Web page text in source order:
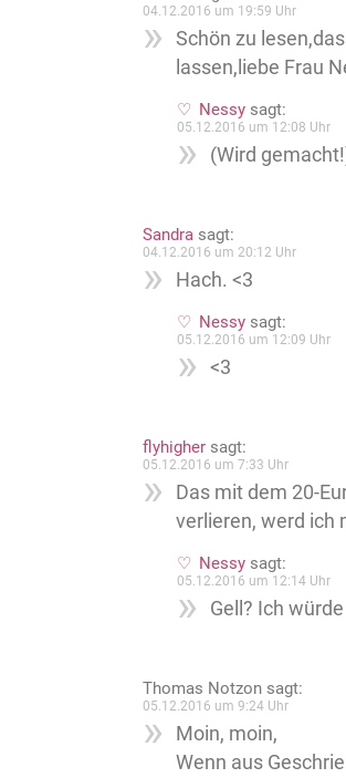
04.12.2016 um 19:59 Uhr
Schön zu
lassen,liebe Frau
Nessy sagt:
05.12.2016 um 12:08 Uhr
(Wird
Sandra sagt:
04.12.2016 um 20:12 Uhr
Hach. <3
Nessy sagt:
05.12.2016 um 12:09 Uhr
<3
flyhigher sagt:
05.12.2016 um 7:33 Uhr
Das mit dem 20-
verlieren, werd ich
Nessy sagt:
05.12.2016 um 12:14 Uhr
Gell? Ich
Thomas Notzon sagt:
05.12.2016 um 9:24 Uhr
Moin, moin,
Wenn aus